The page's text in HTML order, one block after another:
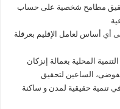
لتحقيق مطامح شخصية على حساب
أي أساس لعامل الإقليم بعرقلة
المحلية بعمالة إنزكان
الساعين لتحقيق
حقيقية لمدن و ساكنة